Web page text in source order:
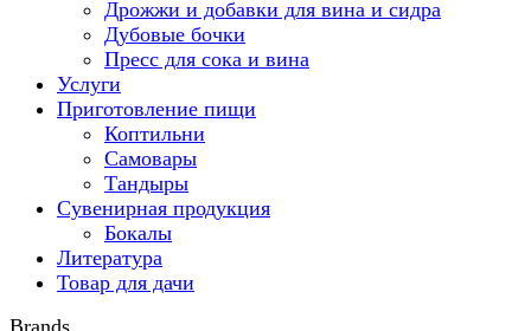
Дрожжи и добавки для вина и сидра
Дубовые бочки
Пресс для сока и вина
Услуги
Приготовление пищи
Коптильни
Самовары
Тандыры
Сувенирная продукция
Бокалы
Литература
Товар для дачи
Brands